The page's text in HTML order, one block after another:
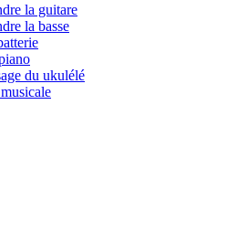
la guitare
la basse
du ukulélé